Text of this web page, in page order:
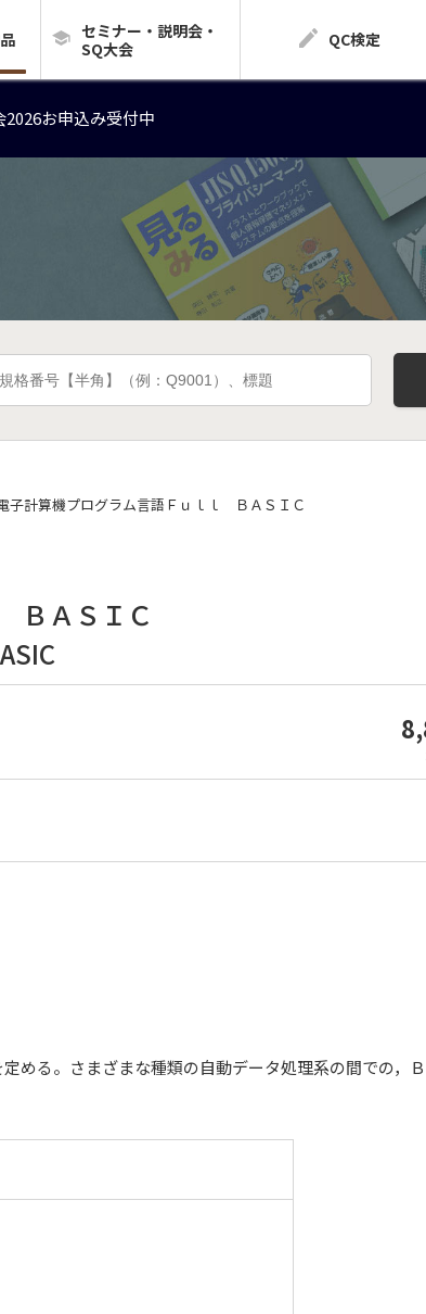
セミナー・説明会・
SQ大会
QC検定
お申込み受付中
お申込み受付中
2026お申込み受付中
子計算機プログラム言語Ｆｕｌｌ ＢＡＳＩＣ
ＢＡＳＩＣ
る。さまざまな種類の自動データ処理系の間での，